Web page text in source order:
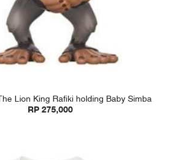
Lion King Rafiki holding Baby Simba
RP 275,000